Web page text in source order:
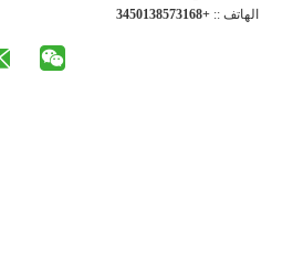
الهاتف :: +8613758310543